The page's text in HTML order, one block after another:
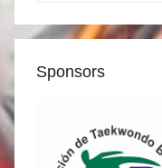
Sponsors